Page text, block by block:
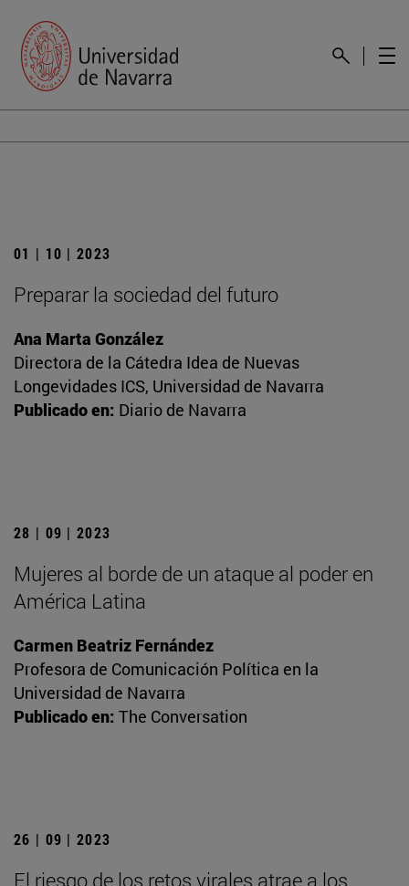
01 | 10 | 2023
Preparar la sociedad del futuro
Ana Marta González
Directora de la Cátedra Idea de Nuevas
Longevidades ICS, Universidad de Navarra
Publicado en: Diario de Navarra
28 | 09 | 2023
Mujeres al borde de un ataque al poder en
América Latina
Carmen Beatriz Fernández
Profesora de Comunicación Política en la
Universidad de Navarra
Publicado en: The Conversation
26 | 09 | 2023
El riesgo de los retos virales atrae a los